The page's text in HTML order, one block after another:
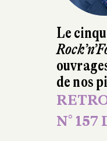
Le
de nos
N° 157